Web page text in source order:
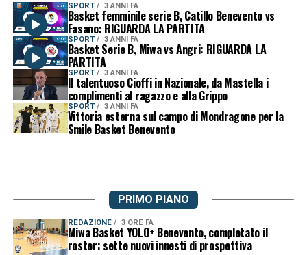
SPORT 3 ANNI FA
Basket femminile serie B, Catillo Benevento vs
Fasano: RIGUARDA LA PARTITA
SPORT 3 ANNI FA
Basket Serie B, Miwa vs Angri: RIGUARDA LA
PARTITA
SPORT 3 ANNI FA
Il talentuoso Cioffi in Nazionale, da Mastella i
complimenti al ragazzo e alla Grippo
SPORT 3 ANNI FA
Vittoria esterna sul campo di Mondragone per la
Smile Basket Benevento
PRIMO PIANO
REDAZIONE 3 ORE FA
Miwa Basket YOLO+ Benevento, completato il
roster: sette nuovi innesti di prospettiva